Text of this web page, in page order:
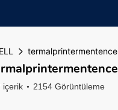
termalprintermentence
içerik 2154 Görüntüleme